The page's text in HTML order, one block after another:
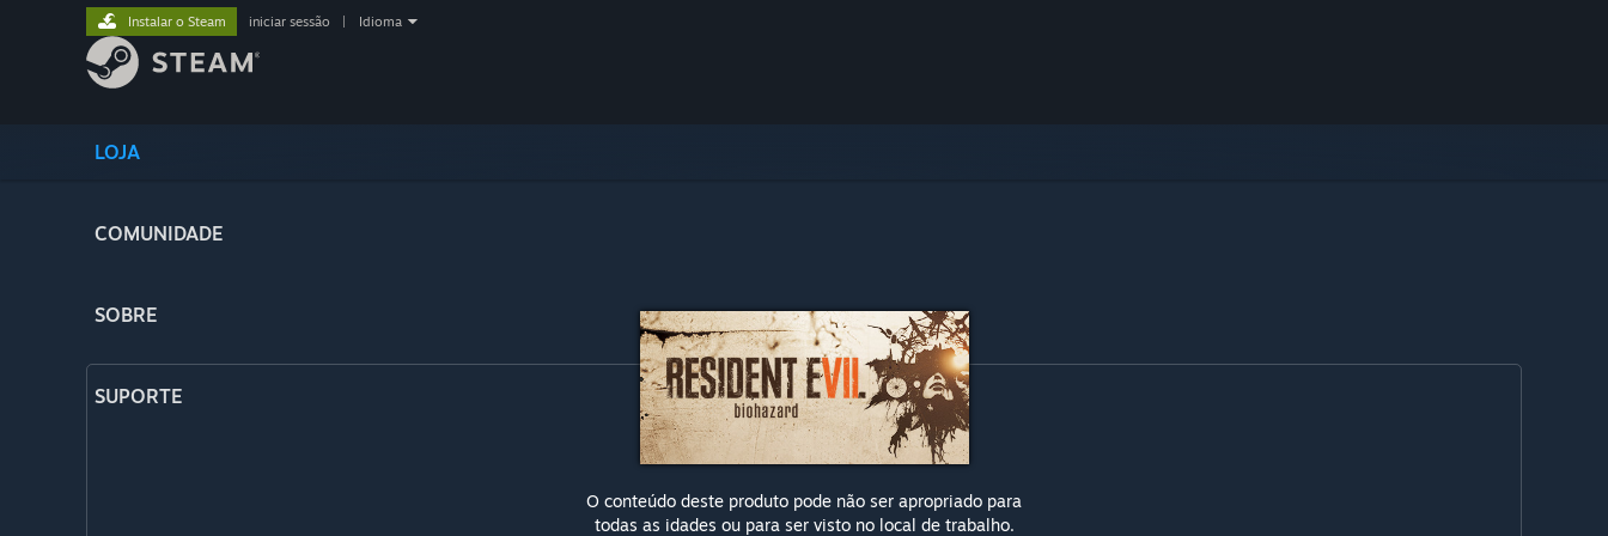
LOJA
COMUNIDADE
SOBRE
SUPORTE
Instalar o Steam iniciar sessão Idioma
O conteúdo deste produto pode não ser apropriado para
todas as idades ou para ser visto no local de trabalho.